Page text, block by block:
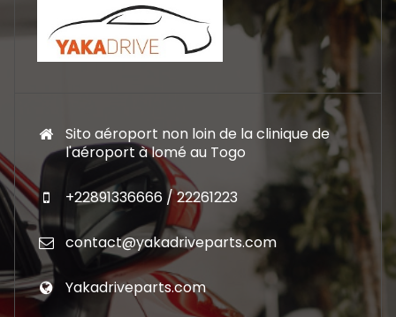
Sito aéroport non loin de la clinique de
l'aéroport à lomé au Togo
+22891336666 / 22261223
contact@yakadriveparts.com
Yakadriveparts.com